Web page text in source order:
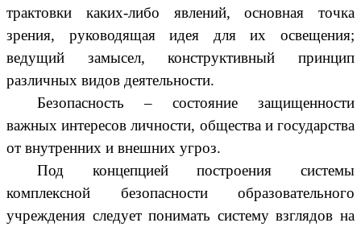
трактовки каких-либо явлений, основная точка
зрения, руководящая идея для их освещения;
ведущий замысел, конструктивный принцип
различных видов деятельности.
Безопасность – состояние защищенности
важных интересов личности, общества и государства
от внутренних и внешних угроз.
Под концепцией построения системы
комплексной безопасности образовательного
учреждения следует понимать систему взглядов на